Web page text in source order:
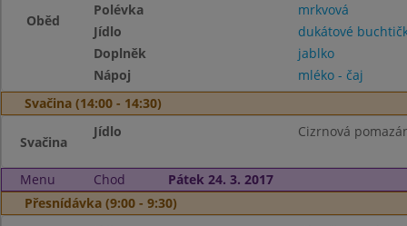
Oběd
Polévka
mrkvová
Jídlo
dukátové
Doplněk
jablko
Nápoj
mléko - čaj
Svačina (14:00 - 14:30)
Svačina
Jídlo Cizrnová
Menu Chod
Pátek 24. 3. 2017
Přesnídávka (9:00 - 9:30)